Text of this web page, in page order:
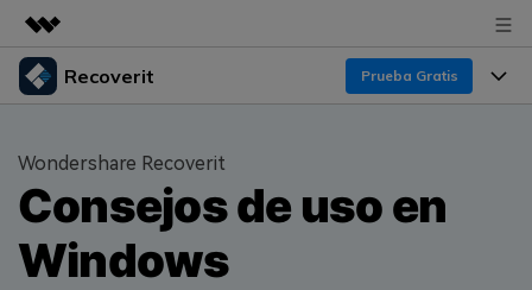
Productos destacados
Utilidades
Soluciones
Quiénes somos
Sala de prensa
Recoverit Prueba Gratis
Recoverit para Windows
Líder en recuperación para Windows
Funciones
Recuperar de Unidades
Recursos
Wondershare Recoverit
Consejos de uso en
Windows